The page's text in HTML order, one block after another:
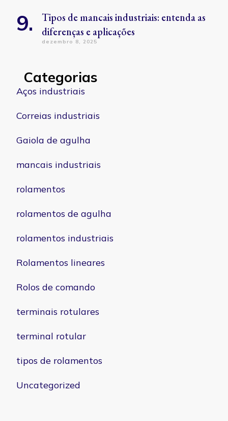
Tipos de mancais industriais: entenda as
diferenças e aplicações
dezembro 8, 2025
Categorias
Aços industriais
Correias industriais
Gaiola de agulha
mancais industriais
rolamentos
rolamentos de agulha
rolamentos industriais
Rolamentos lineares
Rolos de comando
terminais rotulares
terminal rotular
tipos de rolamentos
Uncategorized